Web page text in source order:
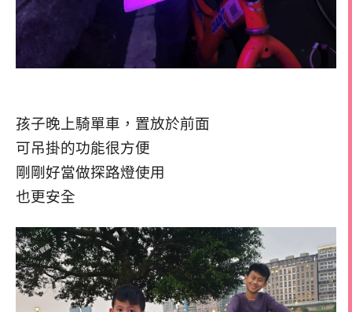
孩子晚上騎單車，置放於前面
可吊掛的功能很方便
剛剛好當做探路燈使用
也更安全